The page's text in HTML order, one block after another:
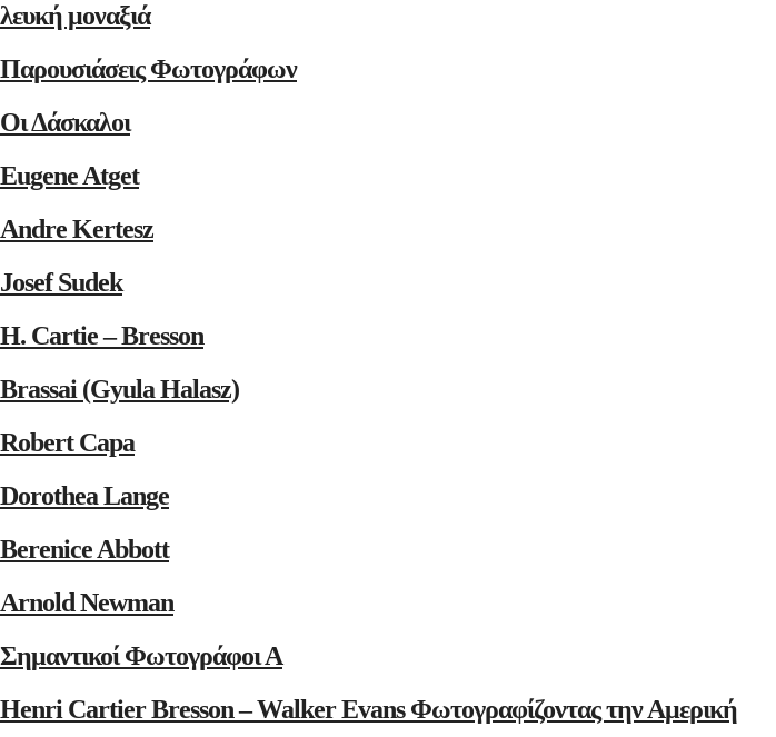
λευκή μοναξιά
Παρουσιάσεις Φωτογράφων
Οι Δάσκαλοι
Eugene Atget
Andre Kertesz
Josef Sudek
H. Cartie – Bresson
Brassai (Gyula Halasz)
Robert Capa
Dorothea Lange
Berenice Abbott
Arnold Newman
Σημαντικοί Φωτογράφοι Α
Henri Cartier Bresson – Walker Evans Φωτογραφίζοντας την Αμερική